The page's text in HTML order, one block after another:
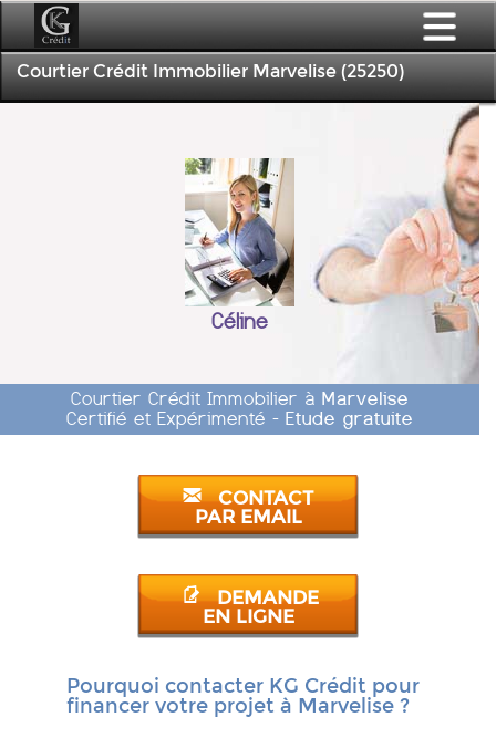
Courtier Crédit Immobilier Marvelise (25250)
Céline
Courtier Crédit Immobilier à Marvelise
Certifié et Expérimenté - Etude gratuite
CONTACT
PAR EMAIL
DEMANDE
EN LIGNE
Pourquoi contacter KG Crédit pour
financer votre projet à Marvelise ?